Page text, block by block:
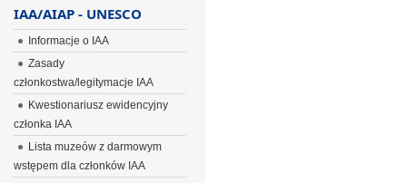
IAA/AIAP - UNESCO
Informacje o IAA
Zasady
członkostwa/legitymacje IAA
Kwestionariusz ewidencyjny
członka IAA
Lista muzeów z darmowym
wstępem dla członków IAA